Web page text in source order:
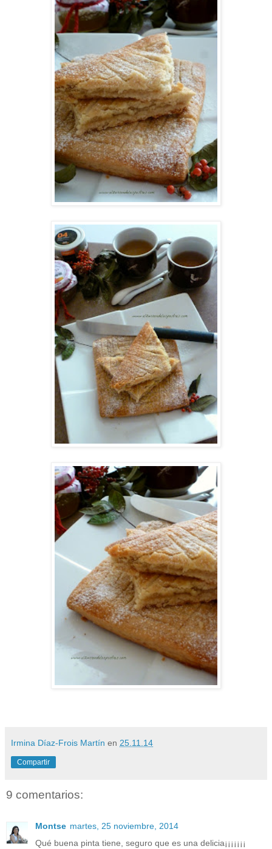
Irmina Díaz-Frois Martín en 25.11.14
Compartir
9 comentarios:
Montse martes, 25 noviembre, 2014
Qué buena pinta tiene, seguro que es una delicia¡¡¡¡¡¡¡